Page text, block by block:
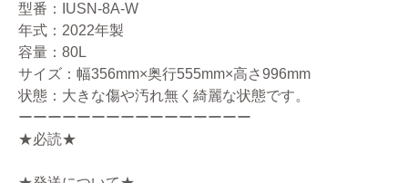
型番：IUSN-8A-W
年式：2022年製
容量：80L
サイズ：幅356mm×奥行555mm×高さ996mm
状態：大きな傷や汚れ無く綺麗な状態です。
ーーーーーーーーーーーーーーーー
★必読★